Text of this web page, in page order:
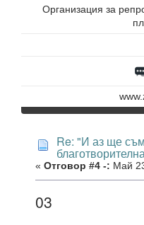
Организация за
Re: "И аз ще
« Отговор #4 -: Май
03